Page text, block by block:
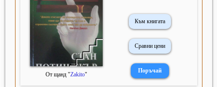
От щанд "Zakito"
Към книгата
Сравни цени